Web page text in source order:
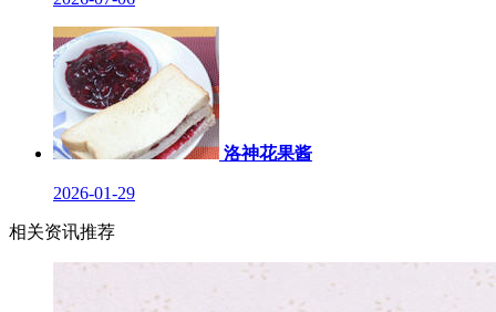
洛神花果酱
2026-01-29
相关资讯推荐